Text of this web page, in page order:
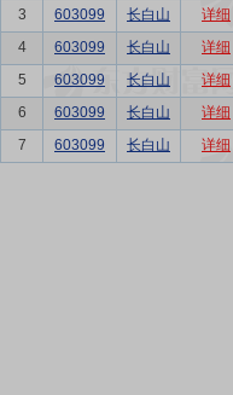
3
603099 长白山 详细
4
603099 长白山 详细
5
603099 长白山 详细
6
603099 长白山 详细
7
603099 长白山 详细